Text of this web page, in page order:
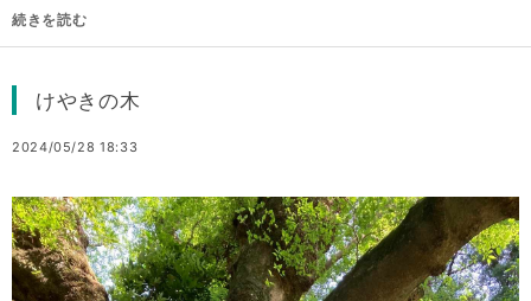
続きを読む
けやきの木
2024/05/28 18:33